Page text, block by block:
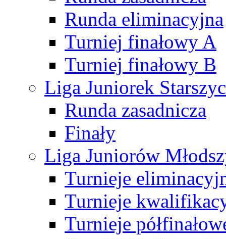
Runda eliminacyjna
Turniej finałowy A
Turniej finałowy B
Liga Juniorek
Runda zasadnicza
Finały
Liga Juniorów
Turnieje
Turnieje
Turnieje